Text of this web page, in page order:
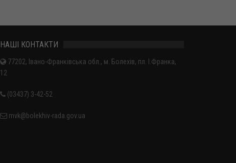
НАШІ КОНТАКТИ
77202, Івано-Франківська обл., м. Болехів, пл. І.Франка,
12
(03437) 3-42-52
mvk@bolekhiv-rada.gov.ua